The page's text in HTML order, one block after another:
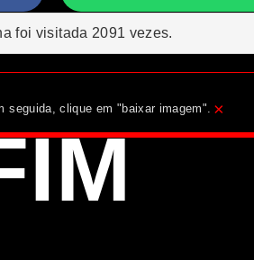
foi visitada 2091 vezes.
seguida, clique em "baixar imagem". ×